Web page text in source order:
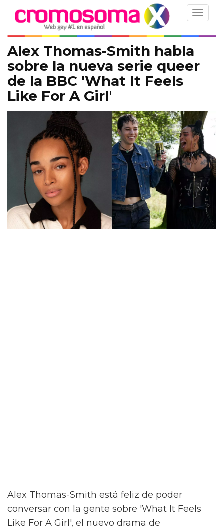
Toggle
Alex Thomas-Smith habla
sobre la nueva serie queer
de la BBC 'What It Feels
Like For A Girl'
Alex Thomas-Smith está feliz de poder
conversar con la gente sobre 'What It Feels
Like For A Girl', el nuevo drama de